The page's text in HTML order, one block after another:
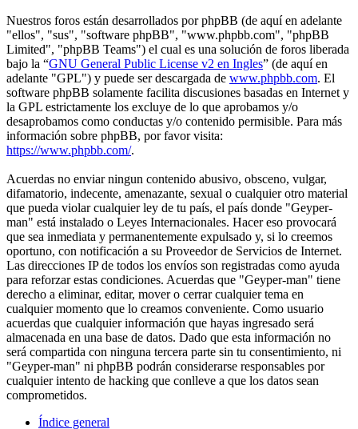
Nuestros foros están desarrollados por phpBB (de aquí en adelante
"ellos", "sus", "software phpBB", "www.phpbb.com", "phpBB
Limited", "phpBB Teams") el cual es una solución de foros liberada
bajo la “GNU General Public License v2 en Ingles” (de aquí en
adelante "GPL") y puede ser descargada de www.phpbb.com. El
software phpBB solamente facilita discusiones basadas en Internet y
la GPL estrictamente los excluye de lo que aprobamos y/o
desaprobamos como conductas y/o contenido permisible. Para más
información sobre phpBB, por favor visita:
https://www.phpbb.com/.
Acuerdas no enviar ningun contenido abusivo, obsceno, vulgar,
difamatorio, indecente, amenazante, sexual o cualquier otro material
que pueda violar cualquier ley de tu país, el país donde "Geyper-
man" está instalado o Leyes Internacionales. Hacer eso provocará
que sea inmediata y permanentemente expulsado y, si lo creemos
oportuno, con notificación a su Proveedor de Servicios de Internet.
Las direcciones IP de todos los envíos son registradas como ayuda
para reforzar estas condiciones. Acuerdas que "Geyper-man" tiene
derecho a eliminar, editar, mover o cerrar cualquier tema en
cualquier momento que lo creamos conveniente. Como usuario
acuerdas que cualquier información que hayas ingresado será
almacenada en una base de datos. Dado que esta información no
será compartida con ninguna tercera parte sin tu consentimiento, ni
"Geyper-man" ni phpBB podrán considerarse responsables por
cualquier intento de hacking que conlleve a que los datos sean
comprometidos.
Índice general